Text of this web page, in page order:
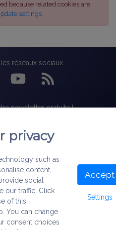
because related cookies are
settings
réseaux sociaux
newsletter gratuite !
Mentions légales | Politique de
| Plan du site
Tous droits réservés.
site (iconographie, textes) sont
d'auteur et/ou la propriété
privacy
such as
content,
social
our traffic. Click
of this
You can change
consent choices
Accept
Settings